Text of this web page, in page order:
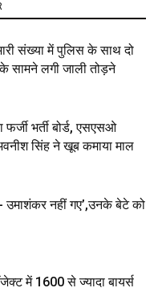
संख्या में पुलिस के साथ दो
सामने लगी जाली तोड़ने
फर्जी भर्ती बोर्ड, एसएसओ
सिंह ने खूब कमाया माल
उमाशंकर नहीं गए’,उनके बेटे को
में 1600 से ज्यादा बायर्स